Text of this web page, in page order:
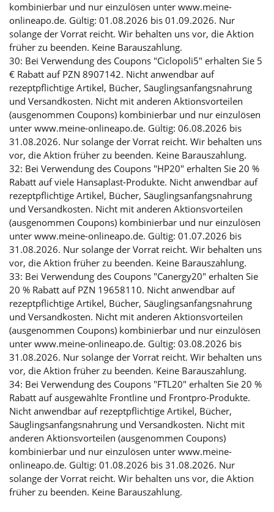
kombinierbar und nur einzulösen unter www.meine-
onlineapo.de. Gültig: 01.08.2026 bis 01.09.2026. Nur
solange der Vorrat reicht. Wir behalten uns vor, die Aktion
früher zu beenden. Keine Barauszahlung.
30: Bei Verwendung des Coupons "Ciclopoli5" erhalten Sie 5
€ Rabatt auf PZN 8907142. Nicht anwendbar auf
rezeptpflichtige Artikel, Bücher, Säuglingsanfangsnahrung
und Versandkosten. Nicht mit anderen Aktionsvorteilen
(ausgenommen Coupons) kombinierbar und nur einzulösen
unter www.meine-onlineapo.de. Gültig: 06.08.2026 bis
31.08.2026. Nur solange der Vorrat reicht. Wir behalten uns
vor, die Aktion früher zu beenden. Keine Barauszahlung.
32: Bei Verwendung des Coupons "HP20" erhalten Sie 20 %
Rabatt auf viele Hansaplast-Produkte. Nicht anwendbar auf
rezeptpflichtige Artikel, Bücher, Säuglingsanfangsnahrung
und Versandkosten. Nicht mit anderen Aktionsvorteilen
(ausgenommen Coupons) kombinierbar und nur einzulösen
unter www.meine-onlineapo.de. Gültig: 01.07.2026 bis
31.08.2026. Nur solange der Vorrat reicht. Wir behalten uns
vor, die Aktion früher zu beenden. Keine Barauszahlung.
33: Bei Verwendung des Coupons "Canergy20" erhalten Sie
20 % Rabatt auf PZN 19658110. Nicht anwendbar auf
rezeptpflichtige Artikel, Bücher, Säuglingsanfangsnahrung
und Versandkosten. Nicht mit anderen Aktionsvorteilen
(ausgenommen Coupons) kombinierbar und nur einzulösen
unter www.meine-onlineapo.de. Gültig: 03.08.2026 bis
31.08.2026. Nur solange der Vorrat reicht. Wir behalten uns
vor, die Aktion früher zu beenden. Keine Barauszahlung.
34: Bei Verwendung des Coupons "FTL20" erhalten Sie 20 %
Rabatt auf ausgewählte Frontline und Frontpro-Produkte.
Nicht anwendbar auf rezeptpflichtige Artikel, Bücher,
Säuglingsanfangsnahrung und Versandkosten. Nicht mit
anderen Aktionsvorteilen (ausgenommen Coupons)
kombinierbar und nur einzulösen unter www.meine-
onlineapo.de. Gültig: 01.08.2026 bis 31.08.2026. Nur
solange der Vorrat reicht. Wir behalten uns vor, die Aktion
früher zu beenden. Keine Barauszahlung.